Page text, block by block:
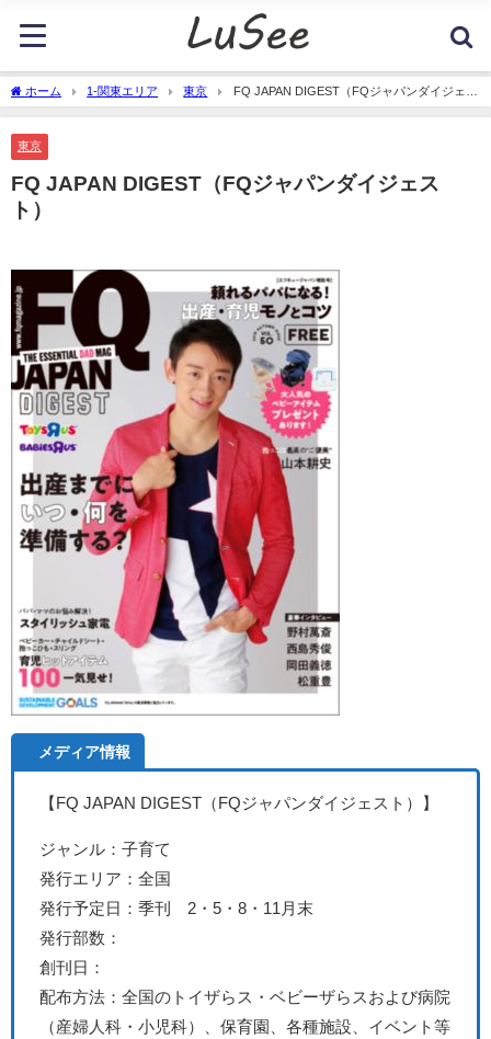
ホーム 1-関東エリア 東京
FQ JAPAN DIGEST（FQジャパンダイジェス
ト）
東京
FQ JAPAN DIGEST（FQジャパンダイジェス
ト）
メディア情報
【FQ JAPAN DIGEST（FQジャパンダイジェスト） 】
ジャンル：子育て
発行エリア：全国
発行予定日：季刊 2・5・8・11月末
発行部数：
創刊日：
配布方法：全国のトイザらス・ベビーザらスおよび病院
（産婦人科・小児科）、保育園、各種施設、イベント等